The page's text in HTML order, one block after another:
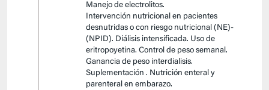
Manejo de electrolitos.
Intervención nutricional en pacientes
desnutridas o con riesgo nutricional (NE)-
(NPID). Diálisis intensificada. Uso de
eritropoyetina. Control de peso semanal.
Ganancia de peso interdialisis.
Suplementación . Nutrición enteral y
parenteral en embarazo.